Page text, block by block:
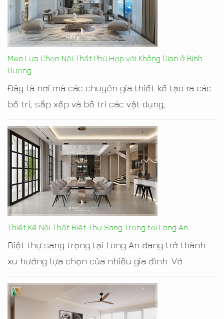
Mẹo Lựa Chọn Nội Thất Phù Hợp với Không Gian ở Bình
Dương
Đây là nơi mà các chuyên gia thiết kế tạo ra các
bố trí, sắp xếp và bố trí các vật dụng,...
Thiết Kế Nội Thất Biệt Thự Sang Trọng tại Long An
Biệt thự sang trọng tại Long An đang trở thành
xu hướng lựa chọn của nhiều gia đình. Vớ...